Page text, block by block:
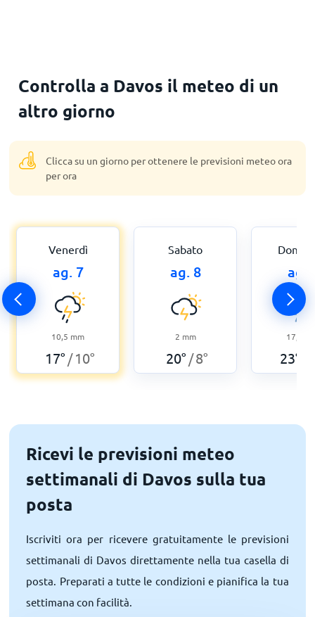
Controlla a Davos il meteo di un
altro giorno
Clicca su un giorno per ottenere le previsioni meteo ora
per ora
Venerdì
ag. 7
10,5 mm
17° / 10°
Sabato
ag. 8
2 mm
20° /8°
ag.
17,3
23°
Ricevi le previsioni meteo
settimanali di Davos sulla tua
posta
Iscriviti ora per ricevere gratuitamente le previsioni
settimanali di Davos direttamente nella tua casella di
posta. Preparati a tutte le condizioni e pianifica la tua
settimana con facilità.